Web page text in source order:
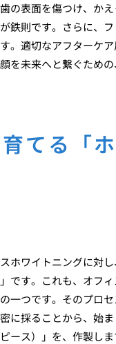
の表面を傷つけ、か
鉄則です。さらに、
。適切なアフターケ
を未来へと繋ぐため
てる「
ホワイトニングに対
です。これも、オフ
一つです。そのプロ
に採ることから、始
ース）」を、作製し